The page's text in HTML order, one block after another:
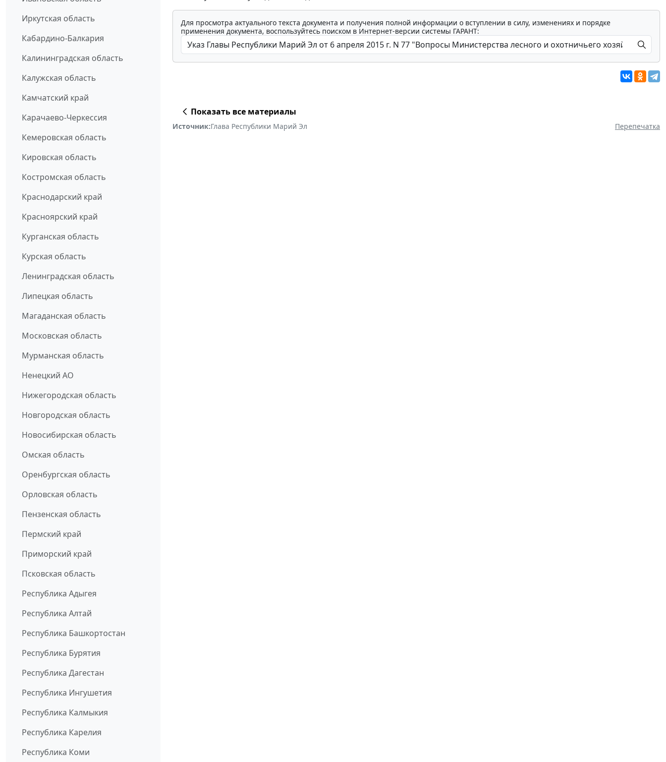
Иркутская область
Кабардино-Балкария
Калининградская область
Калужская область
Камчатский край
Карачаево-Черкессия
Кемеровская область
Кировская область
Костромская область
Краснодарский край
Красноярский край
Курганская область
Курская область
Ленинградская область
Липецкая область
Магаданская область
Московская область
Мурманская область
Ненецкий АО
Нижегородская область
Новгородская область
Новосибирская область
Омская область
Оренбургская область
Орловская область
Пензенская область
Пермский край
Приморский край
Псковская область
Республика Адыгея
Республика Алтай
Республика Башкортостан
Республика Бурятия
Республика Дагестан
Республика Ингушетия
Республика Калмыкия
Республика Карелия
Республика Коми
Для просмотра актуального текста документа и получения полной информации о вступлении в силу, изменениях и порядке
применения документа, воспользуйтесь поиском в Интернет-версии системы ГАРАНТ:
Показать все материалы
Источник:Глава Республики Марий Эл Перепечатка